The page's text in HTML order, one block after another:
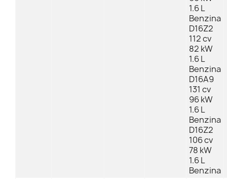
1.6 L
Benzina
D16Z2
112 cv
82 kW
1.6 L
Benzina
D16A9
131 cv
96 kW
1.6 L
Benzina
D16Z2
106 cv
78 kW
1.6 L
Benzina